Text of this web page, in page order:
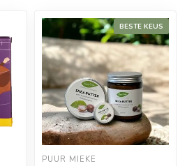
BESTE KEUS
PUUR MIEKE